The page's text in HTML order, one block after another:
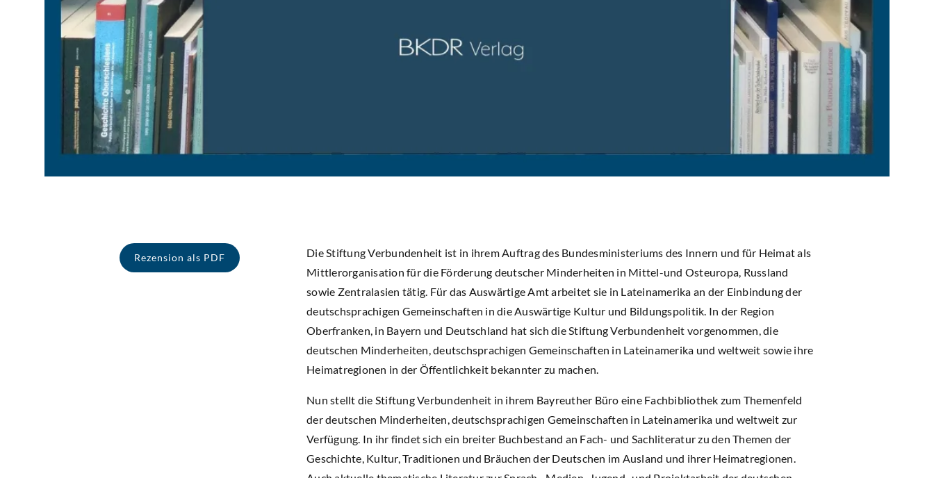
Rezension als PDF
Die Stiftung Verbundenheit ist in ihrem Auftrag des Bundesministeriums des Innern und für Heimat als
Mittlerorganisation für die Förderung deutscher Minderheiten in Mittel-und Osteuropa, Russland
sowie Zentralasien tätig. Für das Auswärtige Amt arbeitet sie in Lateinamerika an der Einbindung der
deutschsprachigen Gemeinschaften in die Auswärtige Kultur und Bildungspolitik. In der Region
Oberfranken, in Bayern und Deutschland hat sich die Stiftung Verbundenheit vorgenommen, die
deutschen Minderheiten, deutschsprachigen Gemeinschaften in Lateinamerika und weltweit sowie ihre
Heimatregionen in der Öffentlichkeit bekannter zu machen.
Nun stellt die Stiftung Verbundenheit in ihrem Bayreuther Büro eine Fachbibliothek zum Themenfeld
der deutschen Minderheiten, deutschsprachigen Gemeinschaften in Lateinamerika und weltweit zur
Verfügung. In ihr findet sich ein breiter Buchbestand an Fach- und Sachliteratur zu den Themen der
Geschichte, Kultur, Traditionen und Bräuchen der Deutschen im Ausland und ihrer Heimatregionen.